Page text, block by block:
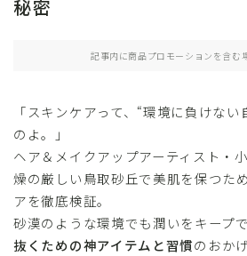
秘密
記事内に商品プロモーションを含む
「スキンケアって、“環境に負けな
のよ。」
ヘア＆メイクアップアーティスト・
燥の厳しい鳥取砂丘で美肌を保つた
アを徹底検証。
砂漠のような環境でも潤いをキープ
抜くための神アイテムと習慣のおかげ